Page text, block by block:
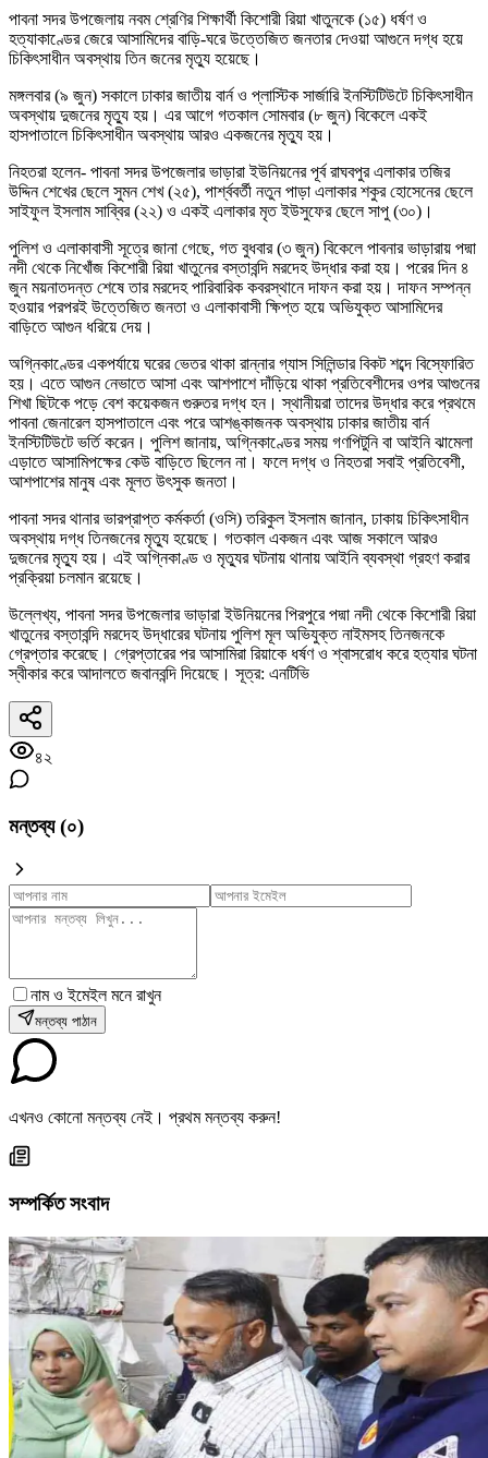
পাবনা সদর উপজেলায় নবম শ্রেণির শিক্ষার্থী কিশোরী রিয়া খাতুনকে (১৫) ধর্ষণ ও
হত্যাকাণ্ডের জেরে আসামিদের বাড়ি-ঘরে উত্তেজিত জনতার দেওয়া আগুনে দগ্ধ হয়ে
চিকিৎসাধীন অবস্থায় তিন জনের মৃত্যু হয়েছে।
মঙ্গলবার (৯ জুন) সকালে ঢাকার জাতীয় বার্ন ও প্লাস্টিক সার্জারি ইনস্টিটিউটে চিকিৎসাধীন
অবস্থায় দুজনের মৃত্যু হয়। এর আগে গতকাল সোমবার (৮ জুন) বিকেলে একই
হাসপাতালে চিকিৎসাধীন অবস্থায় আরও একজনের মৃত্যু হয়।
নিহতরা হলেন- পাবনা সদর উপজেলার ভাড়ারা ইউনিয়নের পূর্ব রাঘবপুর এলাকার তজির
উদ্দিন শেখের ছেলে সুমন শেখ (২৫), পার্শ্ববর্তী নতুন পাড়া এলাকার শকুর হোসেনের ছেলে
সাইফুল ইসলাম সাব্বির (২২) ও একই এলাকার মৃত ইউসুফের ছেলে সাপু (৩০)।
পুলিশ ও এলাকাবাসী সূত্রে জানা গেছে, গত বুধবার (৩ জুন) বিকেলে পাবনার ভাড়ারায় পদ্মা
নদী থেকে নিখোঁজ কিশোরী রিয়া খাতুনের বস্তাবন্দি মরদেহ উদ্ধার করা হয়। পরের দিন ৪
জুন ময়নাতদন্ত শেষে তার মরদেহ পারিবারিক কবরস্থানে দাফন করা হয়। দাফন সম্পন্ন
হওয়ার পরপরই উত্তেজিত জনতা ও এলাকাবাসী ক্ষিপ্ত হয়ে অভিযুক্ত আসামিদের
বাড়িতে আগুন ধরিয়ে দেয়।
অগ্নিকাণ্ডের একপর্যায়ে ঘরের ভেতর থাকা রান্নার গ্যাস সিলিন্ডার বিকট শব্দে বিস্ফোরিত
হয়। এতে আগুন নেভাতে আসা এবং আশপাশে দাঁড়িয়ে থাকা প্রতিবেশীদের ওপর আগুনের
শিখা ছিটকে পড়ে বেশ কয়েকজন গুরুতর দগ্ধ হন। স্থানীয়রা তাদের উদ্ধার করে প্রথমে
পাবনা জেনারেল হাসপাতালে এবং পরে আশঙ্কাজনক অবস্থায় ঢাকার জাতীয় বার্ন
ইনস্টিটিউটে ভর্তি করেন। পুলিশ জানায়, অগ্নিকাণ্ডের সময় গণপিটুনি বা আইনি ঝামেলা
এড়াতে আসামিপক্ষের কেউ বাড়িতে ছিলেন না। ফলে দগ্ধ ও নিহতরা সবাই প্রতিবেশী,
আশপাশের মানুষ এবং মূলত উৎসুক জনতা।
পাবনা সদর থানার ভারপ্রাপ্ত কর্মকর্তা (ওসি) তরিকুল ইসলাম জানান, ঢাকায় চিকিৎসাধীন
অবস্থায় দগ্ধ তিনজনের মৃত্যু হয়েছে। গতকাল একজন এবং আজ সকালে আরও
দুজনের মৃত্যু হয়। এই অগ্নিকাণ্ড ও মৃত্যুর ঘটনায় থানায় আইনি ব্যবস্থা গ্রহণ করার
প্রক্রিয়া চলমান রয়েছে।
উল্লেখ্য, পাবনা সদর উপজেলার ভাড়ারা ইউনিয়নের পিরপুরে পদ্মা নদী থেকে কিশোরী রিয়া
খাতুনের বস্তাবন্দি মরদেহ উদ্ধারের ঘটনায় পুলিশ মূল অভিযুক্ত নাইমসহ তিনজনকে
গ্রেপ্তার করেছে। গ্রেপ্তারের পর আসামিরা রিয়াকে ধর্ষণ ও শ্বাসরোধ করে হত্যার ঘটনা
স্বীকার করে আদালতে জবানবন্দি দিয়েছে। সূত্র: এনটিভি
৪২
মন্তব্য (০)
নাম ও ইমেইল মনে রাখুন
মন্তব্য পাঠান
এখনও কোনো মন্তব্য নেই। প্রথম মন্তব্য করুন!
সম্পর্কিত সংবাদ